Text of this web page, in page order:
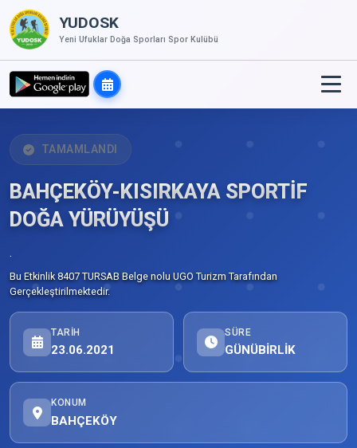
YUDOSK
Yeni Ufuklar Doğa Sporları Spor Kulübü
TAMAMLANDI
BAHÇEKÖY-KISIRKAYA SPORTİF
DOĞA YÜRÜYÜŞÜ
.
Bu Etkinlik 8407 TURSAB Belge nolu UGO Turizm Tarafından
Gerçekleştirilmektedir.
TARIH
23.06.2021
SÜRE
GÜNÜBİRLİK
KONUM
BAHÇEKÖY